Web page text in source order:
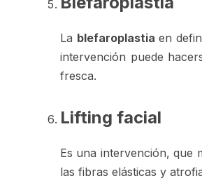
La blefaroplastia en
intervención puede
fresca.
Lifting facial
Es una intervención, que
las fibras elásticas y